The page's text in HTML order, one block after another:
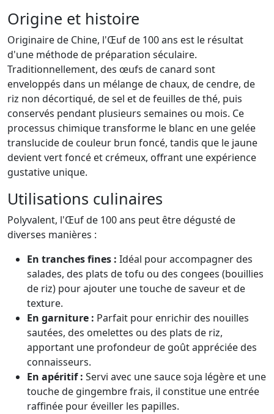
Origine et histoire
Originaire de Chine, l'Œuf de 100 ans est le résultat
d'une méthode de préparation séculaire.
Traditionnellement, des œufs de canard sont
enveloppés dans un mélange de chaux, de cendre, de
riz non décortiqué, de sel et de feuilles de thé, puis
conservés pendant plusieurs semaines ou mois. Ce
processus chimique transforme le blanc en une gelée
translucide de couleur brun foncé, tandis que le jaune
devient vert foncé et crémeux, offrant une expérience
gustative unique.
Utilisations culinaires
Polyvalent, l'Œuf de 100 ans peut être dégusté de
diverses manières :
En tranches fines : Idéal pour accompagner des
salades, des plats de tofu ou des congees (bouillies
de riz) pour ajouter une touche de saveur et de
texture.
En garniture : Parfait pour enrichir des nouilles
sautées, des omelettes ou des plats de riz,
apportant une profondeur de goût appréciée des
connaisseurs.
En apéritif : Servi avec une sauce soja légère et une
touche de gingembre frais, il constitue une entrée
raffinée pour éveiller les papilles.